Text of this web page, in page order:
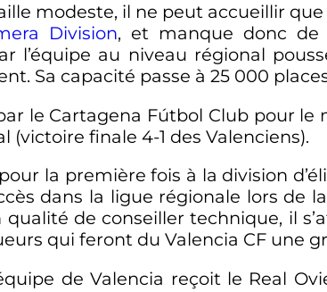
modeste, il ne peut accueillir que
Division, et manque donc de
l’équipe au niveau régional
Sa capacité passe à 25 000
le Cartagena Fútbol Club pour
(victoire finale 4-1 des Valenciens).
la première fois à la division
dans la ligue régionale lors de
qualité de conseiller technique, il
qui feront du Valencia CF une
de Valencia reçoit le Real